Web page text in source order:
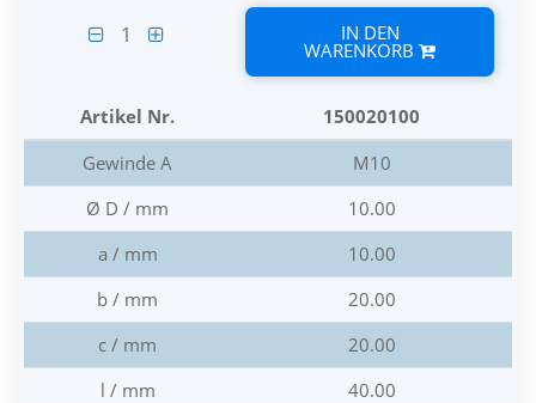
1 IN DEN
WARENKORB
Artikel Nr.
150020100
Gewinde A
M10
Ø D / mm
10.00
a / mm
10.00
b / mm
20.00
c / mm
20.00
l / mm
40.00